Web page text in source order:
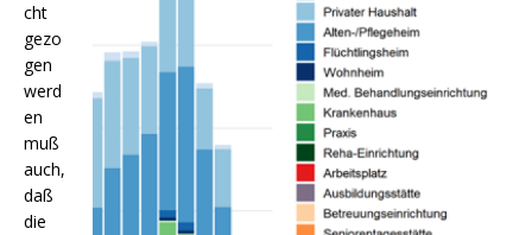
cht
gezo
gen
werd
en
muß
auch,
daß
die